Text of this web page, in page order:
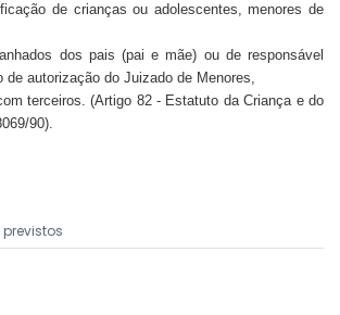
previstos
de crianças ou adolescentes, menores de
dos pais (pai e mãe) ou de responsável
de autorização do Juizado de Menores,
terceiros. (Artigo 82 - Estatuto da Criança e do
90).